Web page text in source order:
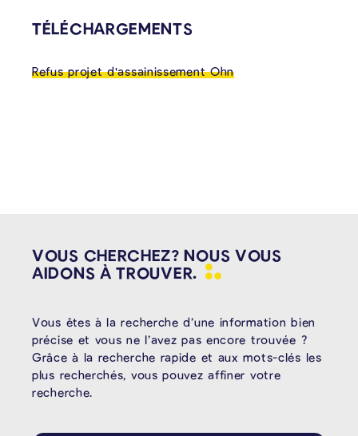
TÉLÉCHARGEMENTS
Refus projet d'assainissement Ohn
VOUS CHERCHEZ? NOUS VOUS
AIDONS ÀTROUVER.
Vous êtes à la recherche d’une information bien
précise et vous ne l’avez pas encore trouvée ?
Grâce à la recherche rapide et aux mots-clés les
plus recherchés, vous pouvez affiner votre
recherche.